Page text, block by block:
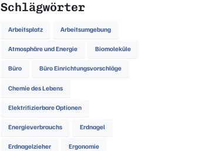
Schlägwörter
Arbeitsplatz Arbeitsumgebung
Atmosphäre und Energie Biomoleküle
Büro Büro Einrichtungsvorschläge
Chemie des Lebens
Elektrifizierbare Optionen
Energieverbrauchs Erdnagel
Erdnagelzieher Ergonomie